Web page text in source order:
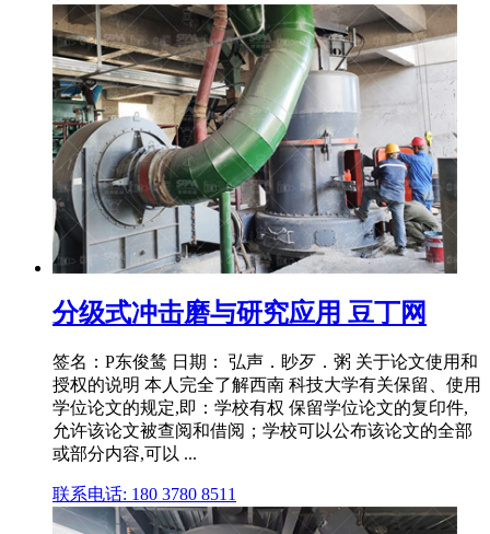
分级式冲击磨与研究应用 豆丁网
签名：P东俊鸶 日期： 弘声．眇歹．粥 关于论文使用和
授权的说明 本人完全了解西南 科技大学有关保留、使用
学位论文的规定,即：学校有权 保留学位论文的复印件,
允许该论文被查阅和借阅；学校可以公布该论文的全部
或部分内容,可以 ...
联系电话: 180 3780 8511